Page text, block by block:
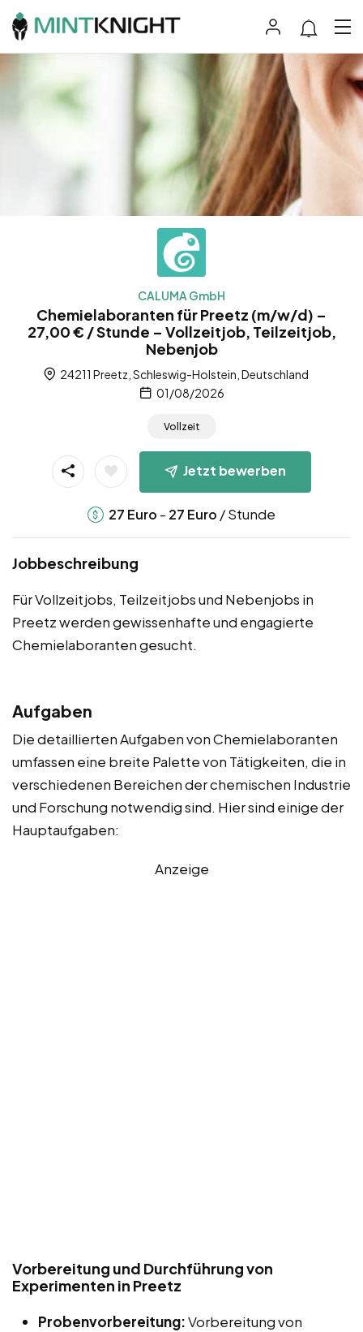
CALUMA GmbH
Chemielaboranten für Preetz (m/w/d) –
27,00 € / Stunde – Vollzeitjob, Teilzeitjob,
Nebenjob
24211 Preetz, Schleswig-Holstein, Deutschland
01/08/2026
Vollzeit
Jetzt bewerben
27 Euro - 27 Euro / Stunde
Jobbeschreibung
Für Vollzeitjobs, Teilzeitjobs und Nebenjobs in
Preetz werden gewissenhafte und engagierte
Chemielaboranten gesucht.
Aufgaben
Die detaillierten Aufgaben von Chemielaboranten
umfassen eine breite Palette von Tätigkeiten, die in
verschiedenen Bereichen der chemischen Industrie
und Forschung notwendig sind. Hier sind einige der
Hauptaufgaben:
Anzeige
Vorbereitung und Durchführung von
Experimenten in Preetz
Probenvorbereitung:Vorbereitung von